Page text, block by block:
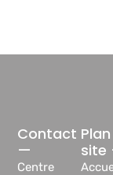
site
Contact
—
Centre